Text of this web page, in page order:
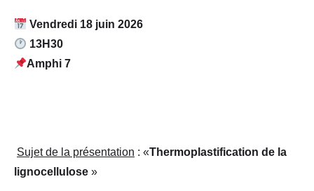
Vendredi 18 juin 2026
13H30
Amphi 7
Sujet de la présentation : «Thermoplastification de la
lignocellulose »